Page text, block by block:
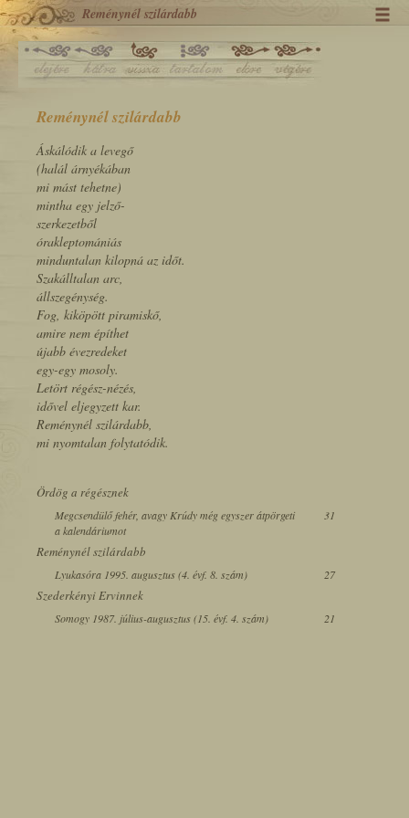
Reménynél szilárdabb
Reménynél szilárdabb
Áskálódik a levegő
(halál árnyékában
mi mást tehetne)
mintha egy jelző-
szerkezetből
órakleptomániás
minduntalan kilopná az időt.
Szakálltalan arc,
állszegénység.
Fog, kiköpött piramiskő,
amire nem építhet
újabb évezredeket
egy-egy mosoly.
Letört régész-nézés,
idővel eljegyzett kar.
Reménynél szilárdabb,
mi nyomtalan folytatódik.
Ördög a régésznek
Megcsendülő fehér, avagy Krúdy még egyszer átpörgeti
a kalendáriumot
31
Reménynél szilárdabb
Lyukasóra 1995. augusztus (4. évf. 8. szám) 27
Szederkényi Ervinnek
Somogy 1987. július-augusztus (15. évf. 4. szám) 21